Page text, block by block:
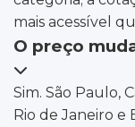
mais acessível
O preço
Sim. São Paulo,
Rio de Janeiro e